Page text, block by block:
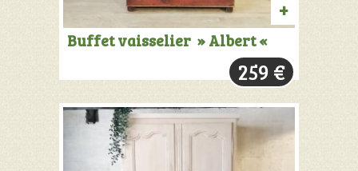
+
Buffet vaisselier » Albert «
259 €